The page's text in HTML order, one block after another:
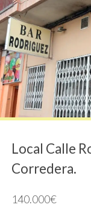
Local Calle
Corredera.
140.000€